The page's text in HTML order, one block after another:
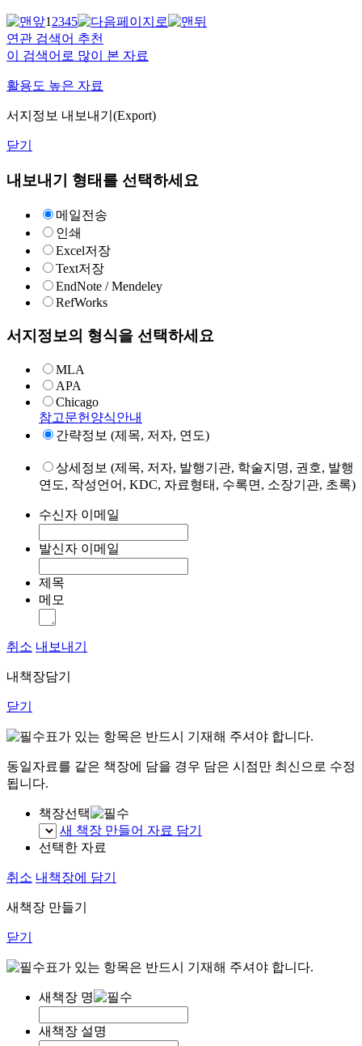
12345
연관 검색어 추천
이 검색어로 많이 본 자료
활용도 높은 자료
서지정보 내보내기(Export)
닫기
내보내기 형태를 선택하세요
메일전송
인쇄
Excel저장
Text저장
EndNote / Mendeley
RefWorks
서지정보의 형식을 선택하세요
MLA
APA
Chicago
참고문헌양식안내
간략정보 (제목, 저자, 연도)
상세정보 (제목, 저자, 발행기관, 학술지명, 권호, 발행
연도, 작성언어, KDC, 자료형태, 수록면, 소장기관, 초록)
수신자 이메일
발신자 이메일
제목
메모
취소 내보내기
내책장담기
닫기
표가 있는 항목은 반드시 기재해 주셔야 합니다.
동일자료를 같은 책장에 담을 경우 담은 시점만 최신으로 수정
됩니다.
책장선택
새 책장 만들어 자료 담기
선택한 자료
취소 내책장에 담기
새책장 만들기
닫기
표가 있는 항목은 반드시 기재해 주셔야 합니다.
새책장 명
새책장 설명